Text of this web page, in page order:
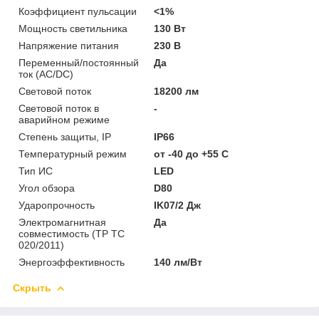
Коэффициент пульсации
<1%
Мощность светильника
130 Вт
Напряжение питания
230 В
Переменный/постоянный
ток (AC/DC)
Да
Световой поток
18200 лм
Световой поток в
аварийном режиме
-
Степень защиты, IP
IP66
Температурный режим
от -40 до +55 C
Тип ИС
LED
Угол обзора
D80
Ударопрочность
IK07/2 Дж
Электромагнитная
совместимость (ТР ТС
020/2011)
Да
Энергоэффективность 140 лм/Вт
Скрыть